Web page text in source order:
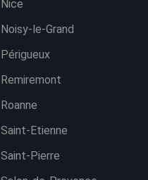
Nice
Noisy-le-Grand
Périgueux
Remiremont
Roanne
Saint-Etienne
Saint-Pierre